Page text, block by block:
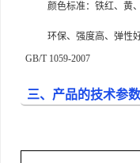
颜色标准：铁红、黄
环保、强度高、弹性
GB/T 1059-2007
三、产品的技术参数